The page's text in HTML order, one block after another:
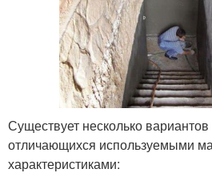
Существует несколько вариантов
отличающихся используемыми
характеристиками: